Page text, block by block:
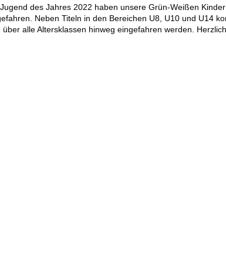
des Jahres 2022 haben unsere Grün-Weißen
Neben Titeln in den Bereichen U8, U10 und U14
alle Altersklassen hinweg eingefahren werden.